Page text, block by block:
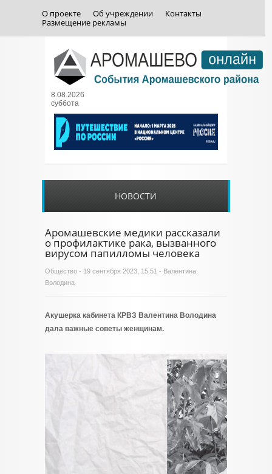
О проекте Об учреждении
Контакты
Размещение рекламы
8.08.2026
суббота
НОВОСТИ
Аромашевские медики рассказали
о профилактике рака, вызванного
вирусом папилломы человека
Общество - 19 сентября 2023, 15:51 - Валентина
Володина
Акушерка кабинета КРВЗ Валентина Володина
дала важные советы женщинам.